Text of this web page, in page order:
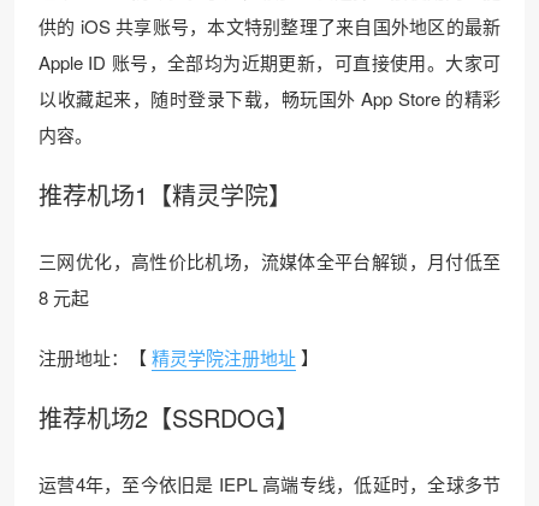
供的 iOS 共享账号，本文特别整理了来自国外地区的最新
Apple ID 账号，全部均为近期更新，可直接使用。大家可
以收藏起来，随时登录下载，畅玩国外 App Store 的精彩
内容。
推荐机场1【精灵学院】
三网优化，高性价比机场，流媒体全平台解锁，月付低至
8 元起
注册地址：【精灵学院注册地址】
推荐机场2【SSRDOG】
运营4年，至今依旧是 IEPL 高端专线，低延时，全球多节